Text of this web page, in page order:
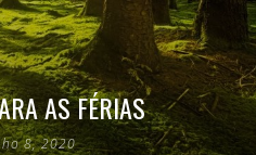
AS FÉRIAS
8, 2020